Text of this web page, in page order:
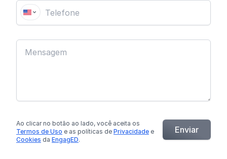
Ao clicar no botão ao lado, você aceita os
Termos de Uso e as políticas de Privacidade e
Cookies da EngagED.
Enviar